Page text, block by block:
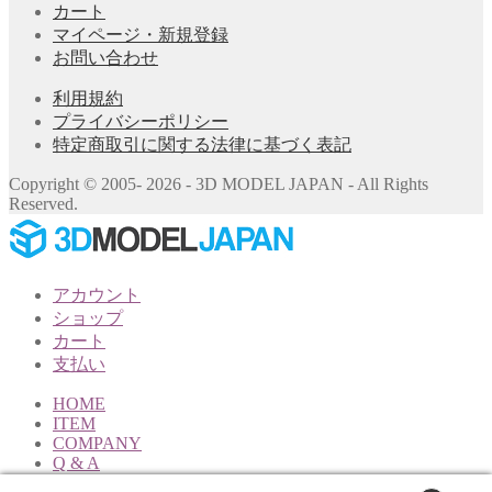
カート
マイページ・新規登録
お問い合わせ
利用規約
プライバシーポリシー
特定商取引に関する法律に基づく表記
Copyright © 2005- 2026 - 3D MODEL JAPAN - All Rights
Reserved.
アカウント
ショップ
カート
支払い
HOME
ITEM
COMPANY
Q & A